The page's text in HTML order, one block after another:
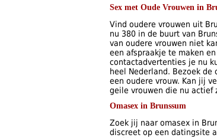
Sex met Oude Vrouwen in
Vind oudere vrouwen uit
nu 380 in de buurt van
van oudere vrouwen niet
een afspraakje te maken
contactadvertenties je nu
heel Nederland. Bezoek
een oudere vrouw. Kan jij
geile vrouwen die nu actief
Omasex in Brunssum
Zoek jij naar omasex in
discreet op een datingsite